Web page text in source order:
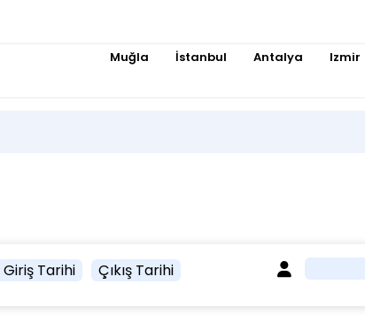
Muğla İstanbul Antalya Izmir
Giriş Tarihi Çıkış Tarihi